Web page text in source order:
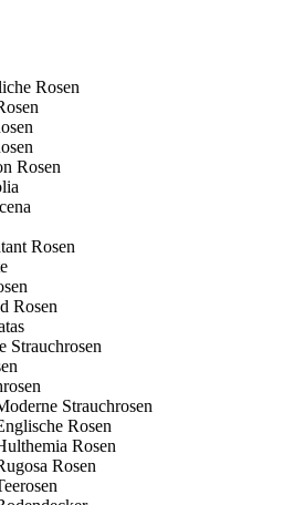
Rosen
Rosen
Rosen
Rosen
Strauchrosen
Strauchrosen
Rosen
Rosen
Rosen